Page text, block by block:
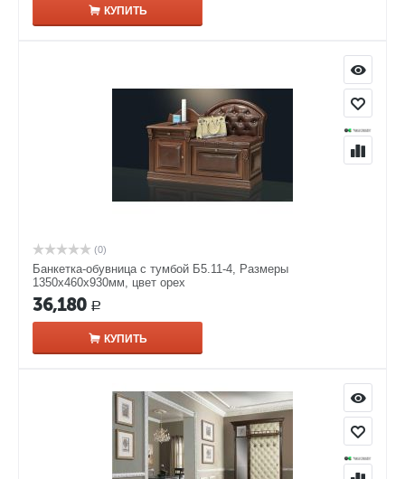
КУПИТЬ
(0)
Банкетка-обувница с тумбой Б5.11-4, Размеры
1350х460х930мм, цвет орех
36,180 Р
КУПИТЬ